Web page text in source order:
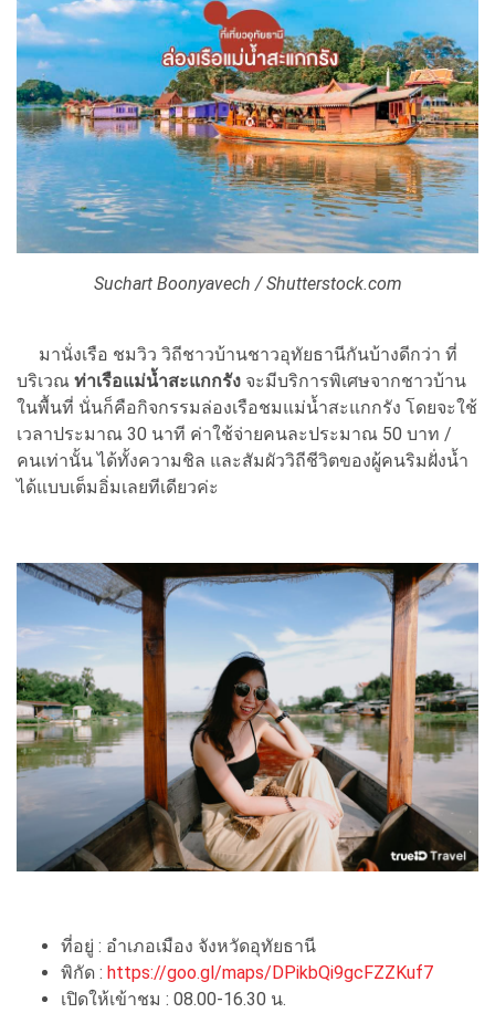
Suchart Boonyavech / Shutterstock.com
มานั่งเรือ ชมวิว วิถีชาวบ้านชาวอุทัยธานีกันบ้างดีกว่า ที่
บริเวณ ท่าเรือแม่น้ำสะแกกรัง จะมีบริการพิเศษจากชาวบ้าน
ในพื้นที่ นั่นก็คือกิจกรรมล่องเรือชมแม่น้ำสะแกกรัง โดยจะใช้
เวลาประมาณ 30 นาที ค่าใช้จ่ายคนละประมาณ 50 บาท /
คนเท่านั้น ได้ทั้งความชิล และสัมผัววิถีชีวิตของผู้คนริมฝั่งน้ำ
ได้แบบเต็มอิ่มเลยทีเดียวค่ะ
ที่อยู่ : อำเภอเมือง จังหวัดอุทัยธานี
พิกัด : https://goo.gl/maps/DPikbQi9gcFZZKuf7
เปิดให้เข้าชม : 08.00-16.30 น.